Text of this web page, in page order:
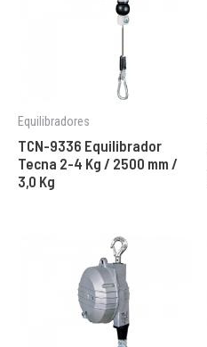
Equilibradores
TCN-9336 Equilibrador
Tecna 2-4 Kg / 2500 mm /
3,0 Kg